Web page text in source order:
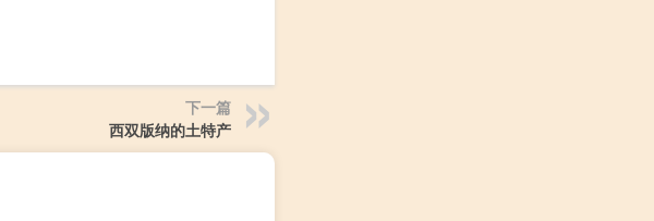
下一篇
西双版纳的土特产